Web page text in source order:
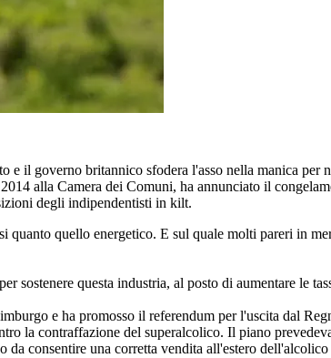
e il governo britannico sfodera l'asso nella manica
alla Camera dei Comuni, ha annunciato il
degli indipendentisti in kilt.
quello energetico. E sul quale molti pareri in
sostenere questa industria, al posto di aumentare le
e ha promosso il referendum per l'uscita dal
la contraffazione del superalcolico. Il piano
consentire una corretta vendita all'estero